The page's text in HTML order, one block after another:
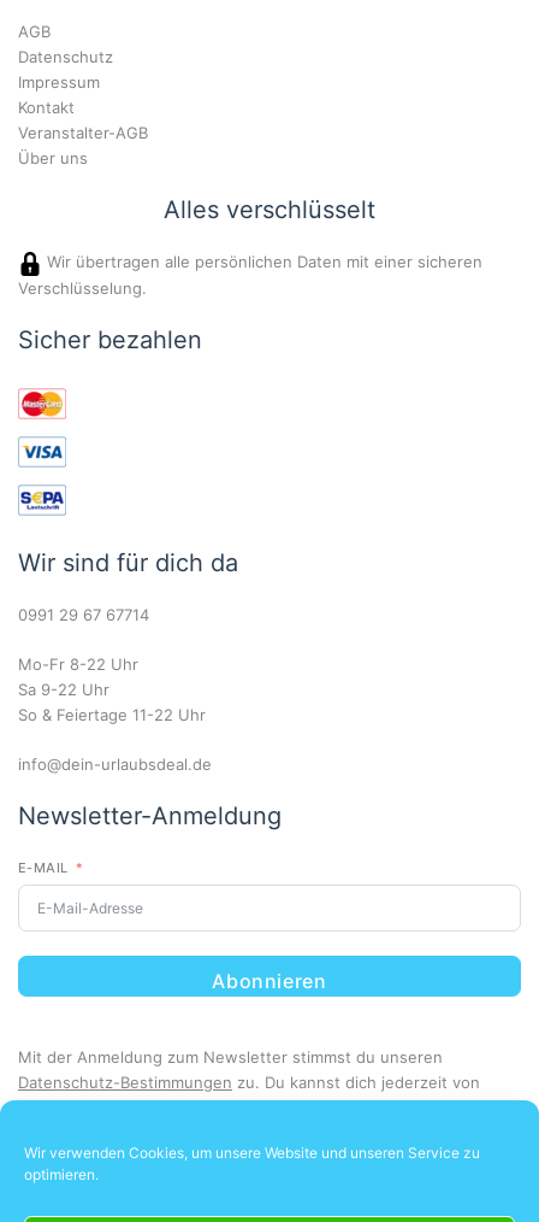
Wir verwenden Cookies, um unsere Website und unseren Service zu
optimieren.
AGB
Datenschutz
Impressum
Kontakt
Veranstalter-AGB
Über uns
Alles verschlüsselt
Wir übertragen alle persönlichen Daten mit einer sicheren
Verschlüsselung.
Sicher bezahlen
Wir sind für dich da
0991 29 67 67714
Mo-Fr 8-22 Uhr
Sa 9-22 Uhr
So & Feiertage 11-22 Uhr
info@dein-urlaubsdeal.de
Newsletter-Anmeldung
E-MAIL
Abonnieren
Mit der Anmeldung zum Newsletter stimmst du unseren
Datenschutz-Bestimmungen zu. Du kannst dich jederzeit von